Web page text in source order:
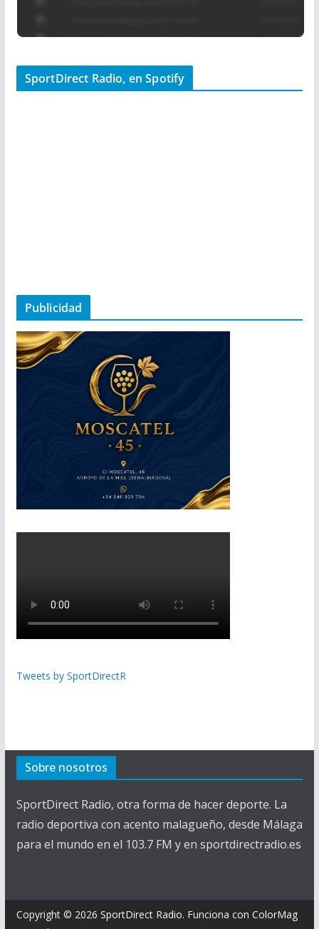
SportDirect Radio, en Spotify
Publicidad
Tweets by SportDirectR
Sobre nosotros
SportDirect Radio, otra forma de hacer deporte. La
radio deportiva con acento malagueño, desde Málaga
para el mundo en el 103.7 FM y en sportdirectradio.es
Copyright © 2026 SportDirect Radio. Funciona con ColorMag